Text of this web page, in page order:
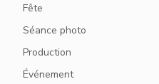
Fête
Séance photo
Production
Événement